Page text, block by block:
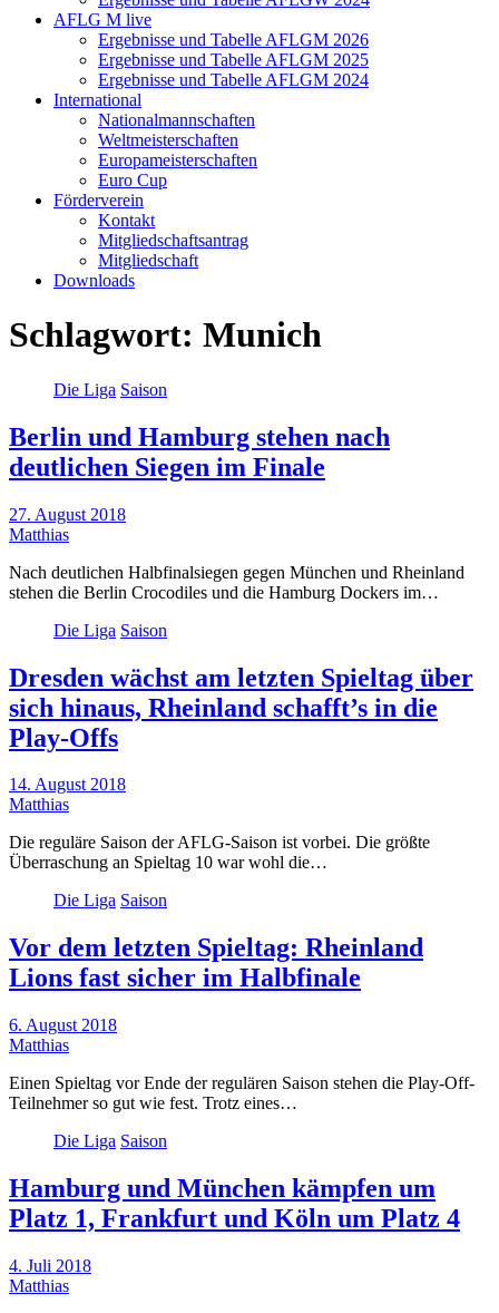
AFLG M live
Ergebnisse und Tabelle AFLGM 2026
Ergebnisse und Tabelle AFLGM 2025
Ergebnisse und Tabelle AFLGM 2024
International
Nationalmannschaften
Weltmeisterschaften
Europameisterschaften
Euro Cup
Förderverein
Kontakt
Mitgliedschaftsantrag
Mitgliedschaft
Downloads
Schlagwort: Munich
Die Liga Saison
Berlin und Hamburg stehen nach
deutlichen Siegen im Finale
27. August 2018
Matthias
Nach deutlichen Halbfinalsiegen gegen München und Rheinland
stehen die Berlin Crocodiles und die Hamburg Dockers im…
Die Liga Saison
Dresden wächst am letzten Spieltag über
sich hinaus, Rheinland schafft’s in die
Play-Offs
14. August 2018
Matthias
Die reguläre Saison der AFLG-Saison ist vorbei. Die größte
Überraschung an Spieltag 10 war wohl die…
Die Liga Saison
Vor dem letzten Spieltag: Rheinland
Lions fast sicher im Halbfinale
6. August 2018
Matthias
Einen Spieltag vor Ende der regulären Saison stehen die Play-Off-
Teilnehmer so gut wie fest. Trotz eines…
Die Liga Saison
Hamburg und München kämpfen um
Platz 1, Frankfurt und Köln um Platz 4
4. Juli 2018
Matthias